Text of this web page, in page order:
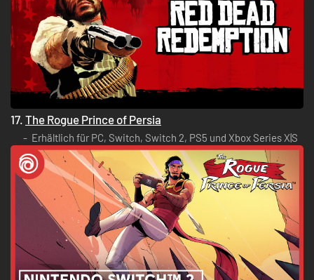
17. The Rogue Prince of Persia
Erhältlich für PC, Switch, Switch 2, PS5 und Xbox Series X|S